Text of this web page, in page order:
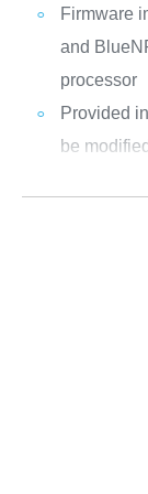
Firmware
and
processor
Provided
be